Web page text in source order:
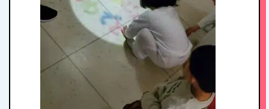
年間行事
施設紹介・園概要